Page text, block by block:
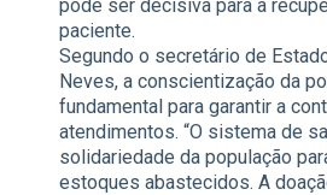
pode ser decisiva para a
paciente.
Segundo o secretário de
Neves, a conscientização da
fundamental para garantir a
atendimentos. “O sistema de
solidariedade da população
estoques abastecidos. A